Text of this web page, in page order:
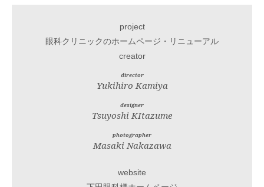
project
眼科クリニックのホームページ・リニューアル
creator
director
Yukihiro Kamiya
designer
Tsuyoshi KItazume
photographer
Masaki Nakazawa
website